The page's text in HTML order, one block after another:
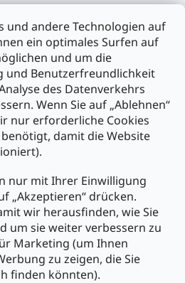
und andere Technologien auf
ein optimales Surfen auf
und um die
und Benutzerfreundlichkeit
des Datenverkehrs
Wenn Sie auf „Ablehnen“
nur erforderliche Cookies
damit die Website
nur mit Ihrer Einwilligung
„Akzeptieren“ drücken.
wir herausfinden, wie Sie
um sie weiter verbessern zu
Marketing (um Ihnen
zu zeigen, die Sie
finden könnten).